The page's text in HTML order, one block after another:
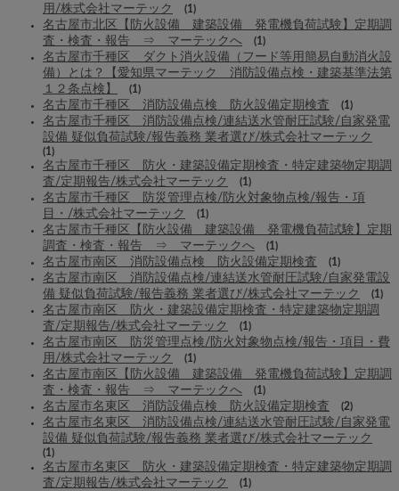
用/株式会社マーテック
(1)
名古屋市北区【防火設備 建築設備 発電機負荷試験】定期調
査・検査・報告 ⇒ マーテックへ
(1)
名古屋市千種区 ダクト消火設備（フード等用簡易自動消火設
備）とは？【愛知県マーテック 消防設備点検・建築基準法第
１２条点検】
(1)
名古屋市千種区 消防設備点検 防火設備定期検査 (1)
名古屋市千種区 消防設備点検/連結送水管耐圧試験/自家発電
設備 疑似負荷試験/報告義務 業者選び/株式会社マーテック
(1)
名古屋市千種区 防火・建築設備定期検査・特定建築物定期調
査/定期報告/株式会社マーテック
(1)
名古屋市千種区 防災管理点検/防火対象物点検/報告・項
目・/株式会社マーテック
(1)
名古屋市千種区【防火設備 建築設備 発電機負荷試験】定期
調査・検査・報告 ⇒ マーテックへ
(1)
名古屋市南区 消防設備点検 防火設備定期検査 (1)
名古屋市南区 消防設備点検/連結送水管耐圧試験/自家発電設
備 疑似負荷試験/報告義務 業者選び/株式会社マーテック
(1)
名古屋市南区 防火・建築設備定期検査・特定建築物定期調
査/定期報告/株式会社マーテック
(1)
名古屋市南区 防災管理点検/防火対象物点検/報告・項目・費
用/株式会社マーテック
(1)
名古屋市南区【防火設備 建築設備 発電機負荷試験】定期調
査・検査・報告 ⇒ マーテックへ
(1)
名古屋市名東区 消防設備点検 防火設備定期検査 (2)
名古屋市名東区 消防設備点検/連結送水管耐圧試験/自家発電
設備 疑似負荷試験/報告義務 業者選び/株式会社マーテック
(1)
名古屋市名東区 防火・建築設備定期検査・特定建築物定期調
査/定期報告/株式会社マーテック
(1)